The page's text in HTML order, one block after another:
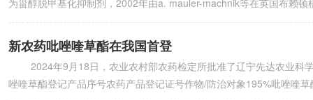
为甾醇脱甲基化抑制剂，2002年由a. mauler-machnik等在英国布赖
新农药吡唑喹草酯在我国首登
2024年9月18日，农业农村部农药检定所批准了辽宁先达农业科
唑喹草酯登记产品序号农药产品登记证号作物/防治对象195%吡唑喹